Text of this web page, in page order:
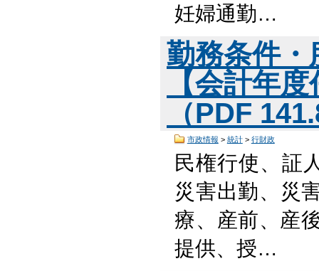
妊婦通勤…
勤務条件
【会計年
（PDF
市政情報 > 統計> 行財政
民権行使、証
災害出勤、災
療、産前、産
提供、授…